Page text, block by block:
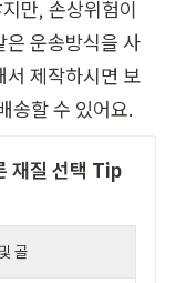
만, 손상위험이
은 운송방식을 사
서 제작하시면 보
송할 수 있어요.
재질 선택 Tip
골